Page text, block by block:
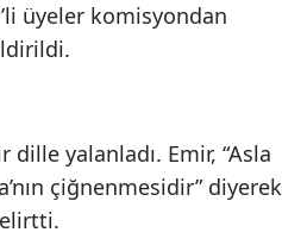
üyeler komisyondan
dille yalanladı. Emir, “Asla
çiğnenmesidir” diyerek